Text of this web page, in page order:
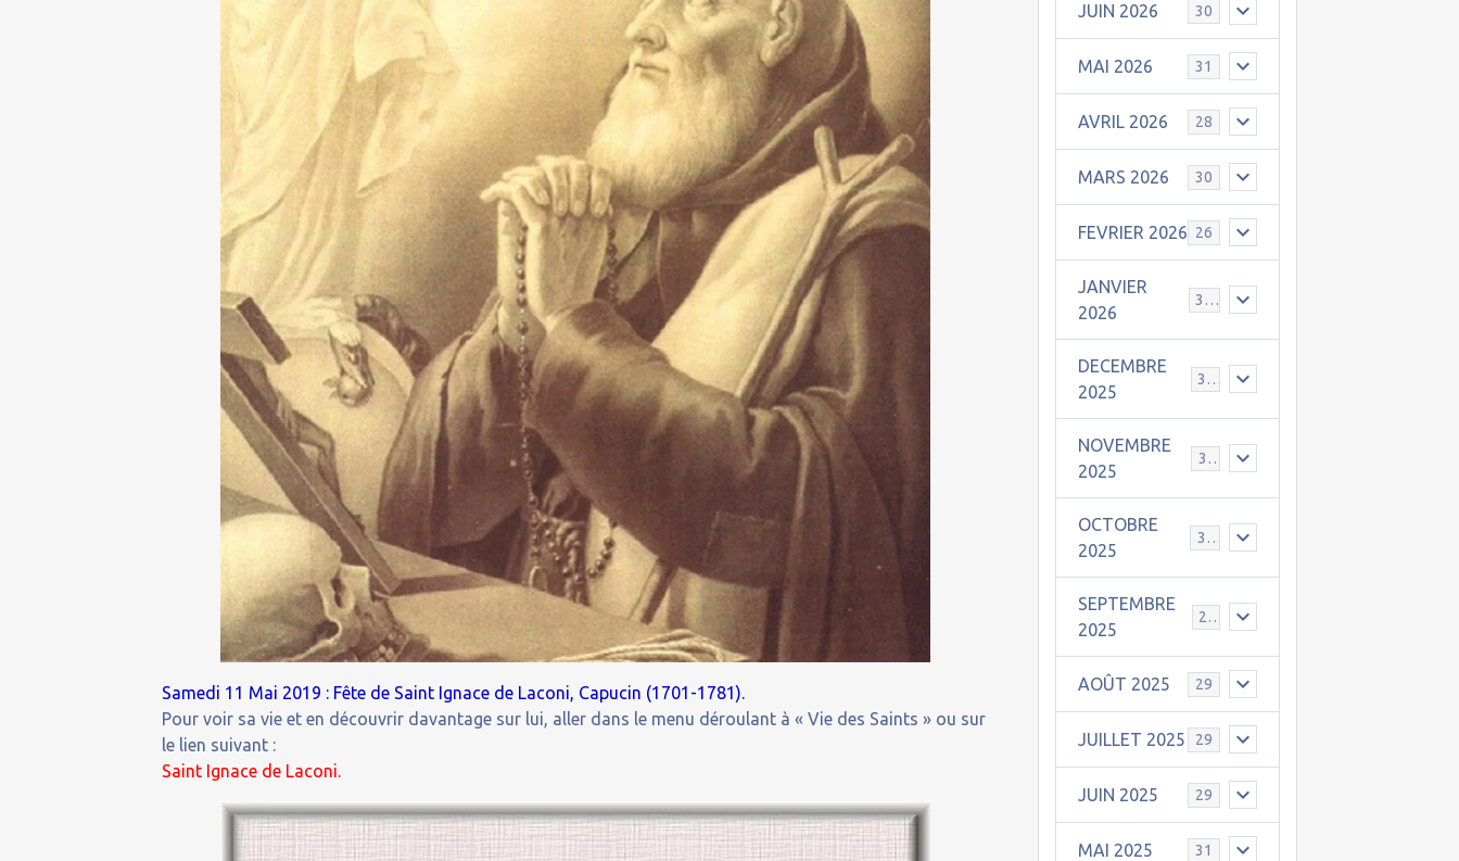
Samedi 11 Mai 2019 : Fête de Saint Ignace de Laconi, Capucin (1701-1781).
Pour voir sa vie et en découvrir davantage sur lui, aller dans le menu déroulant à « Vie des Saints » ou sur
le lien suivant :
Saint Ignace de Laconi.
JUIN 2026 30
MAI 2026 31
AVRIL 2026 28
MARS 2026 30
FEVRIER 2026 26
JANVIER
2026
31
DECEMBRE
2025
30
NOVEMBRE
2025
30
OCTOBRE
2025
31
SEPTEMBRE
2025
25
AOÛT 2025 29
JUILLET 2025 29
JUIN 2025 29
MAI 2025 31